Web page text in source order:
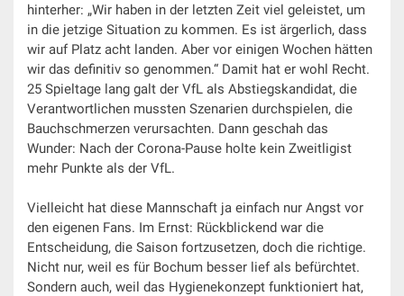
hinterher: „Wir haben in der letzten Zeit viel geleistet, um
in die jetzige Situation zu kommen. Es ist ärgerlich, dass
wir auf Platz acht landen. Aber vor einigen Wochen hätten
wir das definitiv so genommen.“ Damit hat er wohl Recht.
25 Spieltage lang galt der VfL als Abstiegskandidat, die
Verantwortlichen mussten Szenarien durchspielen, die
Bauchschmerzen verursachten. Dann geschah das
Wunder: Nach der Corona-Pause holte kein Zweitligist
mehr Punkte als der VfL.
Vielleicht hat diese Mannschaft ja einfach nur Angst vor
den eigenen Fans. Im Ernst: Rückblickend war die
Entscheidung, die Saison fortzusetzen, doch die richtige.
Nicht nur, weil es für Bochum besser lief als befürchtet.
Sondern auch, weil das Hygienekonzept funktioniert hat,